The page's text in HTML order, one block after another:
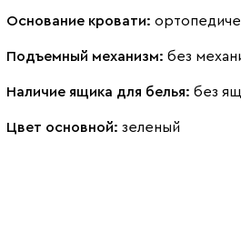
Основание кровати:
Подъемный механизм: без
Наличие ящика для белья: без
Цвет основной: зеленый